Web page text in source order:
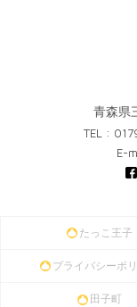
青森県
TEL :
E-
たっこ王子
プライバシーポ
田子町